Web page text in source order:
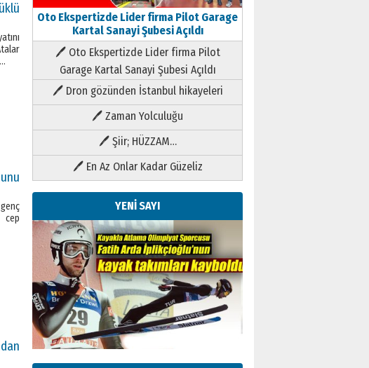
cep
Oto Ekspertizde Lider firma Pilot Garage
Kartal Sanayi Şubesi Açıldı
🖊 Oto Ekspertizde Lider firma Pilot
Garage Kartal Sanayi Şubesi Açıldı
🖊 Dron gözünden İstanbul hikayeleri
🖊 Zaman Yolculuğu
🖊 Şiir; HÜZZAM…
🖊 En Az Onlar Kadar Güzeliz
YENİ SAYI
Kenan GÜLERCİ
Metin Külünk: Aileyi Korumak
Geleceği Korumaktır